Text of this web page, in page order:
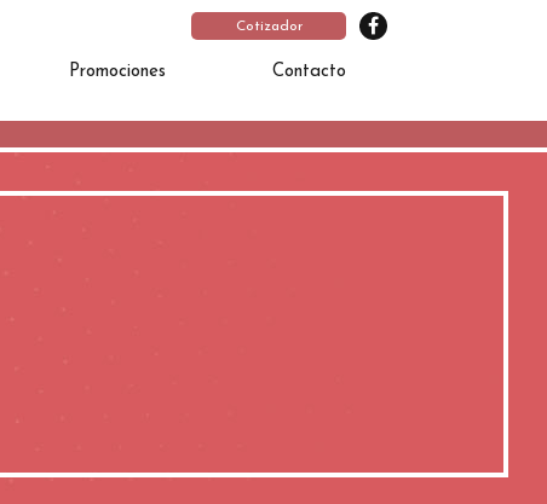
Cotizador
Promociones Contacto